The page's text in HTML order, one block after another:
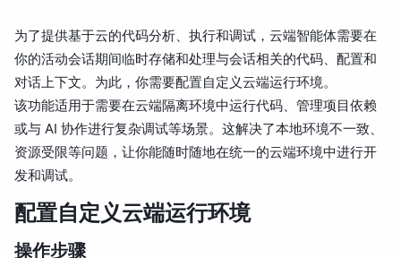
为了提供基于云的代码分析、执行和调试，云端智能体需要在
你的活动会话期间临时存储和处理与会话相关的代码、配置和
对话上下文。为此，你需要配置自定义云端运行环境。
该功能适用于需要在云端隔离环境中运行代码、管理项目依赖
或与 AI 协作进行复杂调试等场景。这解决了本地环境不一致、
资源受限等问题，让你能随时随地在统一的云端环境中进行开
发和调试。
配置自定义云端运行环境
操作步骤